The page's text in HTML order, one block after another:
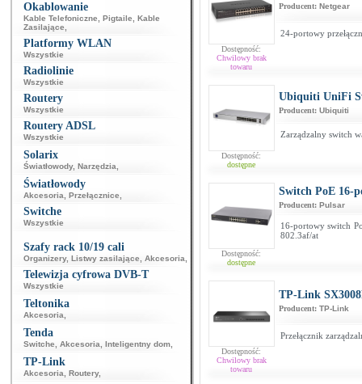
Okablowanie
Kable Telefoniczne Pigtaile
Kable
Zasilające
Platformy WLAN
Wszystkie
Radiolinie
Wszystkie
Routery
Wszystkie
Routery ADSL
Wszystkie
Solarix
Światłowody, Narzędzia
Światłowody
Akcesoria Przełącznice
Switche
Wszystkie
Szafy rack 10/19 cali
Organizery, Listwy zasilające Akcesoria
Telewizja cyfrowa DVB-T
Wszystkie
Teltonika
Akcesoria
Tenda
Switche Akcesoria Inteligentny dom
TP-Link
Akcesoria Routery,
Dostępność:
Chwilowy brak
towaru
Producent: Netgear
24-portowy
Dostępność:
dostępne
Ubiquiti UniFi
Producent: Ubiquiti
Zarządzalny switch
Dostępność:
dostępne
Switch PoE 16-
Producent: Pulsar
16-portowy switch
802.3af/at
Dostępność:
Chwilowy brak
towaru
TP-Link
Producent: TP-Link
Przełącznik